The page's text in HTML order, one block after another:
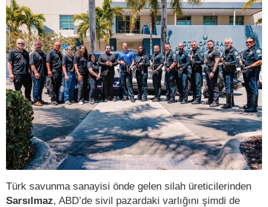
Türk savunma sanayisi önde gelen silah üreticilerinden
Sarsılmaz, ABD’de sivil pazardaki varlığını şimdi de